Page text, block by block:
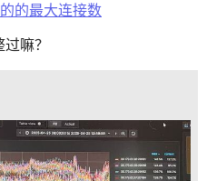
的最大连接数
嘛？